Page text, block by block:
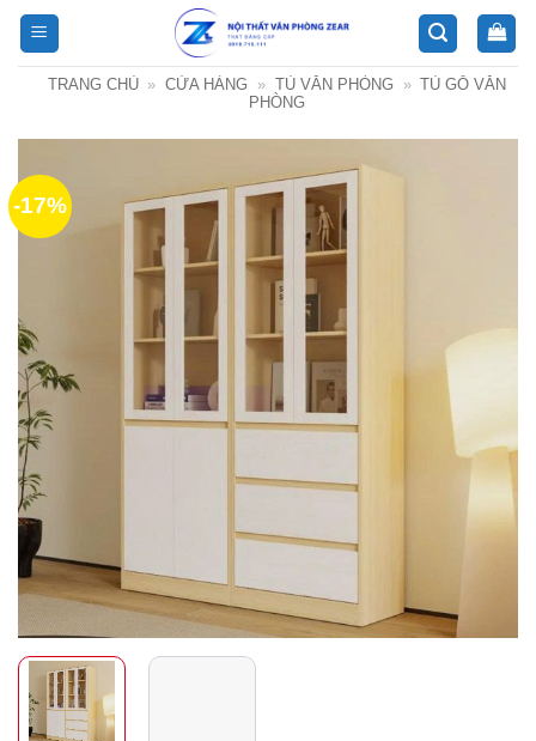
Bỏ
qua
nội
TRANG CHỦ » CỬA HÀNG » TỦ VĂN PHÒNG » TỦ GỖ VĂN
PHÒNG
-17%